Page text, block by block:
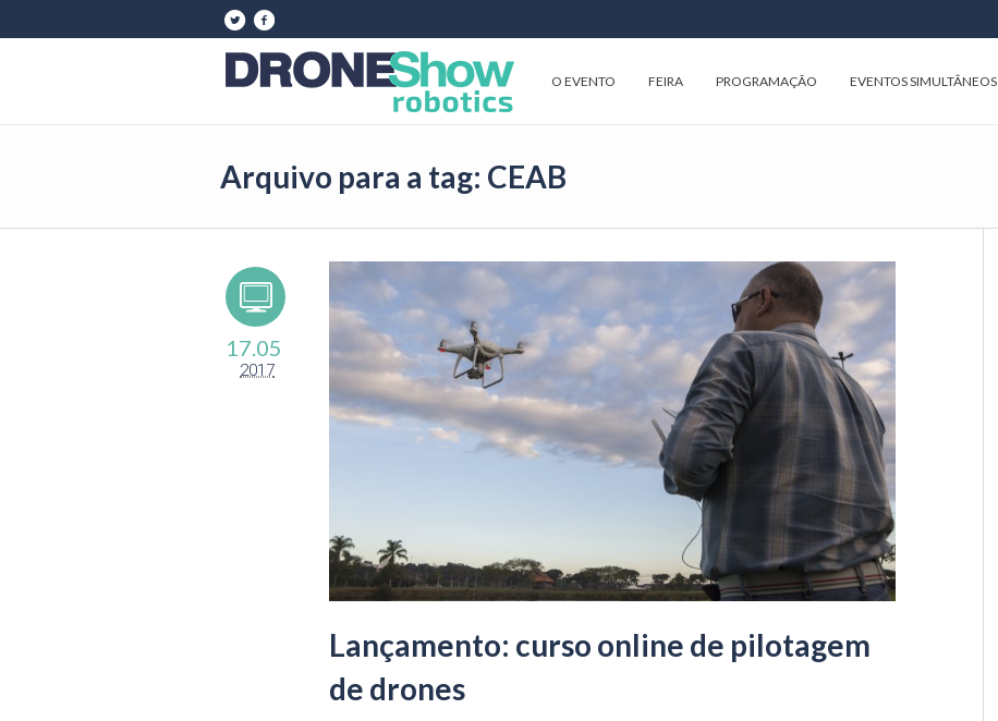
O EVENTO FEIRA PROGRAMAÇÃO EVENTOS SIMULTÂNEOS
Arquivo para a tag: CEAB
17.05
2017
Lançamento: curso online de pilotagem
de drones